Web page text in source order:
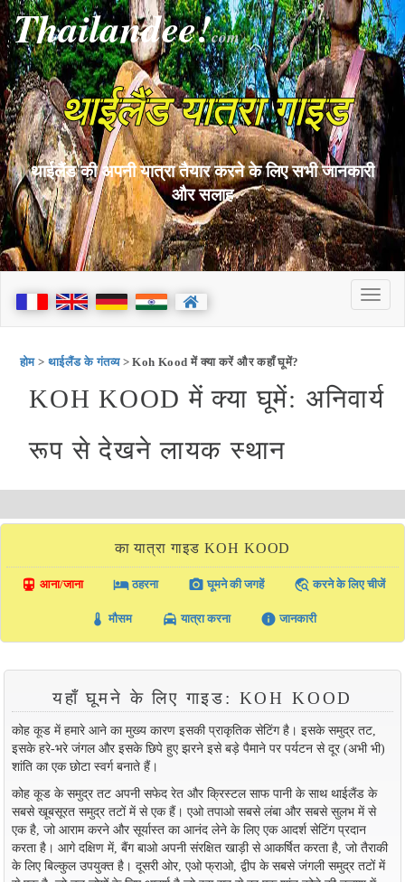
Thailandee!com
थाईलैंड यात्रा गाइड
थाईलैंड की अपनी यात्रा तैयार करने के लिए सभी जानकारी
और सलाह
होम>थाईलैंड के गंतव्य> Koh Kood में क्या करें और कहाँ घूमें?
KOH KOOD में क्या घूमें: अनिवार्य
रूप से देखने लायक स्थान
का यात्रा गाइड KOH KOOD
directions_transit आना/जाना local_hotelठहरना photo_camera घूमने की जगहें travel_explore करने के लिए चीजें
thermostat मौसम local_taxi यात्रा करना info जानकारी
यहाँ घूमने के लिए गाइड: KOH KOOD
कोह कूड में हमारे आने का मुख्य कारण इसकी प्राकृतिक सेटिंग है। इसके समुद्र तट,
इसके हरे-भरे जंगल और इसके छिपे हुए झरने इसे बड़े पैमाने पर पर्यटन से दूर (अभी भी)
शांति का एक छोटा स्वर्ग बनाते हैं।
कोह कूड के समुद्र तट अपनी सफेद रेत और क्रिस्टल साफ पानी के साथ थाईलैंड के
सबसे खूबसूरत समुद्र तटों में से एक हैं। एओ तपाओ सबसे लंबा और सबसे सुलभ में से
एक है, जो आराम करने और सूर्यास्त का आनंद लेने के लिए एक आदर्श सेटिंग प्रदान
करता है। आगे दक्षिण में, बैंग बाओ अपनी संरक्षित खाड़ी से आकर्षित करता है, जो तैराकी
के लिए बिल्कुल उपयुक्त है। दूसरी ओर, एओ फ्राओ, द्वीप के सबसे जंगली समुद्र तटों में